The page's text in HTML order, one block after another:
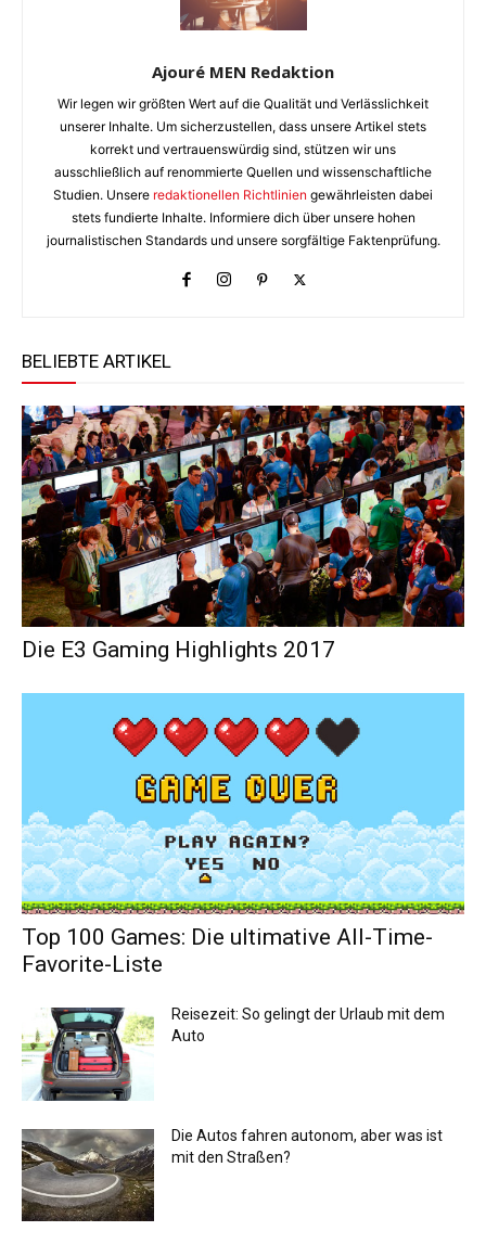
Ajouré MEN Redaktion
Wir legen wir größten Wert auf die Qualität und Verlässlichkeit
unserer Inhalte. Um sicherzustellen, dass unsere Artikel stets
korrekt und vertrauenswürdig sind, stützen wir uns
ausschließlich auf renommierte Quellen und wissenschaftliche
Studien. Unsere redaktionellen Richtlinien gewährleisten dabei
stets fundierte Inhalte. Informiere dich über unsere hohen
journalistischen Standards und unsere sorgfältige Faktenprüfung.
BELIEBTE ARTIKEL
Die E3 Gaming Highlights 2017
Top 100 Games: Die ultimative All-Time-
Favorite-Liste
Reisezeit: So gelingt der Urlaub mit dem
Auto
Die Autos fahren autonom, aber was ist
mit den Straßen?